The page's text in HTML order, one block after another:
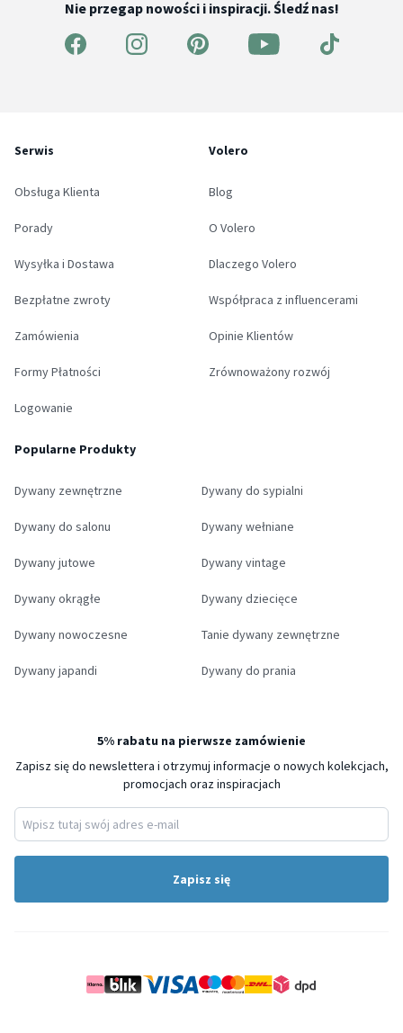
Nie przegap nowości i inspiracji. Śledź nas!
Serwis
Obsługa Klienta
Porady
Wysyłka i Dostawa
Bezpłatne zwroty
Zamówienia
Formy Płatności
Logowanie
Volero
Blog
O Volero
Dlaczego Volero
Współpraca z influencerami
Opinie Klientów
Zrównoważony rozwój
Popularne Produkty
Dywany zewnętrzne Dywany do sypialni
Dywany do salonu Dywany wełniane
Dywany jutowe Dywany vintage
Dywany okrągłe Dywany dziecięce
Dywany nowoczesne Tanie dywany zewnętrzne
Dywany japandi Dywany do prania
5% rabatu na pierwsze zamówienie
Zapisz się do newslettera i otrzymuj informacje o nowych kolekcjach,
promocjach oraz inspiracjach
Zapisz się